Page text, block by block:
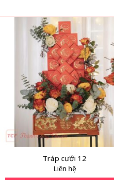
Tráp cưới 12
Liên hệ